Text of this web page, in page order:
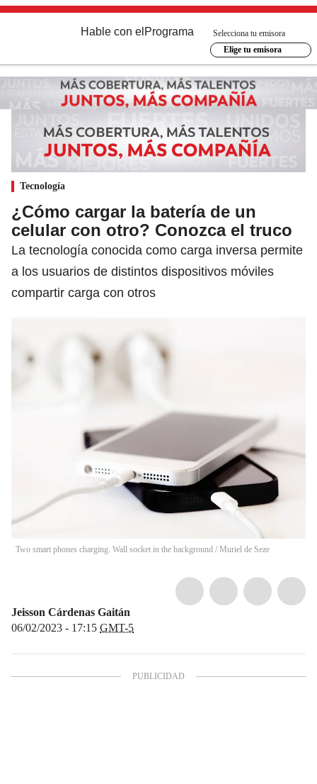
Hable con el Programa
Selecciona tu emisora
Elige tu emisora
Tecnología
¿Cómo cargar la batería de un
celular con otro? Conozca el truco
La tecnología conocida como carga inversa permite
a los usuarios de distintos dispositivos móviles
compartir carga con otros
Two smart phones charging. Wall socket in the background / Muriel de Seze
Jeisson Cárdenas Gaitán
06/02/2023 - 17:15 GMT-5